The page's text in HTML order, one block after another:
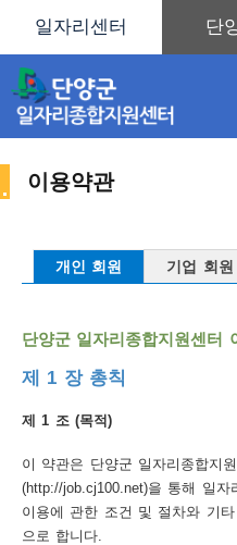
이용약관
개인 회원 기업 회원
단양군 일자리종합지원센터
제 1 장 총칙
제 1 조 (목적)
이 약관은 단양군 일자리종합지
(http://job.cj100.net)을 통해 일자
이용에 관한 조건 및 절차와 기
으로 합니다.
사
이